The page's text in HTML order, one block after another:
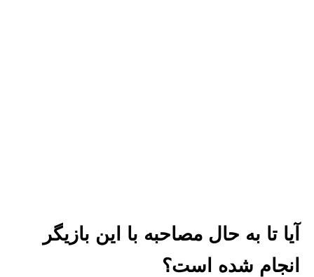
آیا تا به حال مصاحبه با این بازیگر
انجام شده است؟